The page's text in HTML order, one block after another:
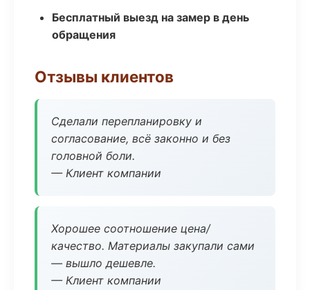
Бесплатный выезд на замер в день
обращения
Отзывы клиентов
Сделали перепланировку и
согласование, всё законно и без
головной боли.
— Клиент компании
Хорошее соотношение цена/
качество. Материалы закупали сами
— вышло дешевле.
— Клиент компании